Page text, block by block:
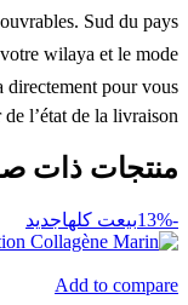
Sud du pays
wilaya et le mode
directement pour vous
l’état de la livraison.
منتجات ذات
-13% بيعت كلهاجديد
Add to compare